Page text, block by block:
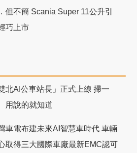
但不簡 Scania Super 11公升引
巧上市
北AI公車站長」正式上線 掃一
用說的就知道
車電布建未來AI智慧車時代 車輛
取得三大國際車廠最新EMC認可